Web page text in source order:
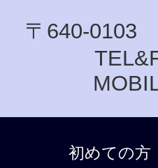
〒640-0103
初めての方